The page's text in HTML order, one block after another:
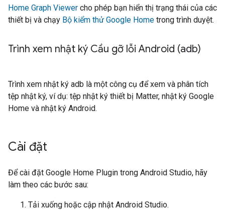
Home Graph Viewer cho phép bạn hiển thị trạng thái của các
thiết bị và chạy Bộ kiểm thử Google Home trong trình duyệt.
Trình xem nhật ký Cầu gỡ lỗi Android (adb)
Trình xem nhật ký adb là một công cụ để xem và phân tích
tệp nhật ký, ví dụ: tệp nhật ký thiết bị Matter, nhật ký Google
Home và nhật ký Android.
Cài đặt
Để cài đặt Google Home Plugin trong Android Studio, hãy
làm theo các bước sau:
Tải xuống hoặc cập nhật Android Studio.